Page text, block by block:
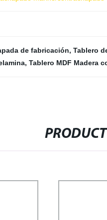
de fabricación, Tablero
, Tablero MDF Madera